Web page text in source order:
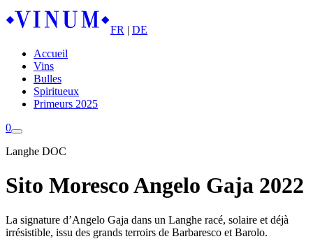
FR | DE
Accueil
Vins
Bulles
Spiritueux
Primeurs 2025
0
Langhe DOC
Sito Moresco Angelo Gaja 2022
La signature d’Angelo Gaja dans un Langhe racé, solaire et déjà
irrésistible, issu des grands terroirs de Barbaresco et Barolo.